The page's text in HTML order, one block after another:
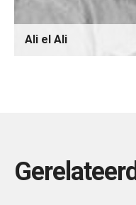
Ali el Ali
Gerelateerd